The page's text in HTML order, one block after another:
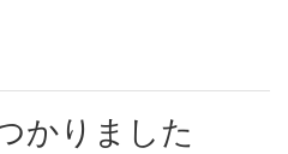
かりました